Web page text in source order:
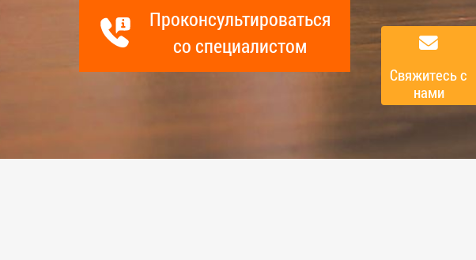
Cвяжитесь с
нами
Проконсультироваться
со специалистом